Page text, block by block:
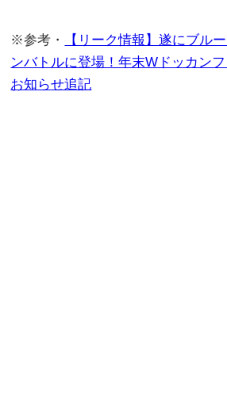
※参考・
【リーク情報】遂にブル
ンバトルに登場！年末Wドッカン
お知らせ追記